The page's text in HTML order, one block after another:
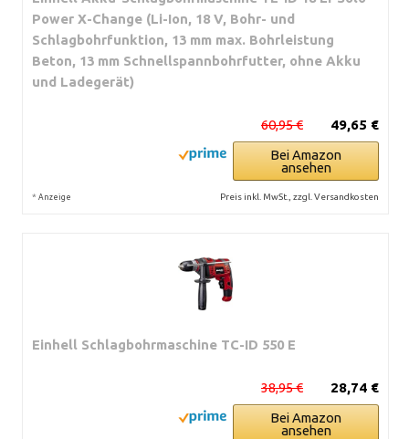
Power X-Change (Li-Ion, 18 V, Bohr- und
Schlagbohrfunktion, 13 mm max. Bohrleistung
Beton, 13 mm Schnellspannbohrfutter, ohne Akku
und Ladegerät)
49,65 €
60,95 €
Bei Amazon
ansehen
* Anzeige Preis inkl. MwSt., zzgl. Versandkosten
Einhell Schlagbohrmaschine TC-ID 550 E
28,74 €
38,95 €
Bei Amazon
ansehen